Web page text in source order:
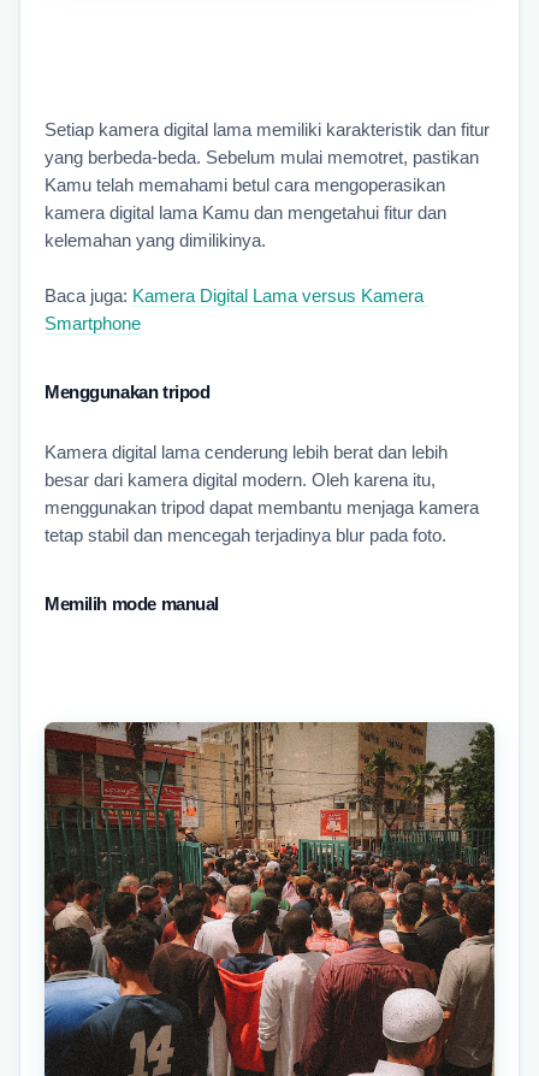
Setiap kamera digital lama memiliki karakteristik dan fitur
yang berbeda-beda. Sebelum mulai memotret, pastikan
Kamu telah memahami betul cara mengoperasikan
kamera digital lama Kamu dan mengetahui fitur dan
kelemahan yang dimilikinya.
Baca juga: Kamera Digital Lama versus Kamera
Smartphone
Menggunakan tripod
Kamera digital lama cenderung lebih berat dan lebih
besar dari kamera digital modern. Oleh karena itu,
menggunakan tripod dapat membantu menjaga kamera
tetap stabil dan mencegah terjadinya blur pada foto.
Memilih mode manual